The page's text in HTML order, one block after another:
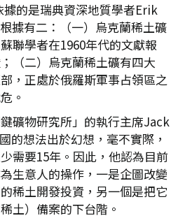
的是瑞典資深地質學者Erik
據有二：（一）烏克蘭稀土礦
聯學者在1960年代的文獻報
（二）烏克蘭稀土礦有四大
，正處於俄羅斯軍事占領區之
。
礦物研究所」的執行主席Jack
的想法出於幻想，毫不實際，
需要15年。因此，他認為目前
生意人的操作，一是企圖改變
稀土開發投資，另一個是把它
土）備案的下台階。